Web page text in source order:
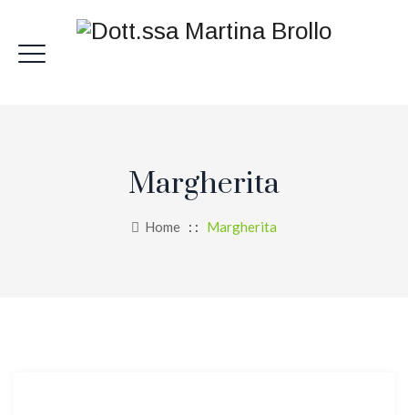
Margherita
Home : : Margherita